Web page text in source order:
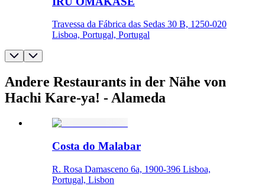
Travessa da Fábrica das Sedas 30 B, 1250-020
Lisboa, Portugal, Portugal
Andere Restaurants in der Nähe von
Hachi Kare-ya! - Alameda
Costa do Malabar
R. Rosa Damasceno 6a, 1900-396 Lisboa,
Portugal, Lisbon